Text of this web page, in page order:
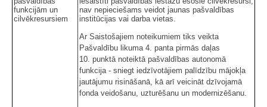
funkcijām un
cilvēkresursiem
nav nepieciešams veidot jaunas pašvaldības
institūcijas vai darba vietas.
Ar Saistošajiem noteikumiem tiks veikta
Pašvaldību likuma 4. panta pirmās daļas
10. punktā noteiktā pašvaldības autonomā
funkcija - sniegt iedzīvotājiem palīdzību mājokļa
jautājumu risināšanā, kā arī veicināt dzīvojamā
fonda veidošanu, uzturēšanu un modernizēšanu.